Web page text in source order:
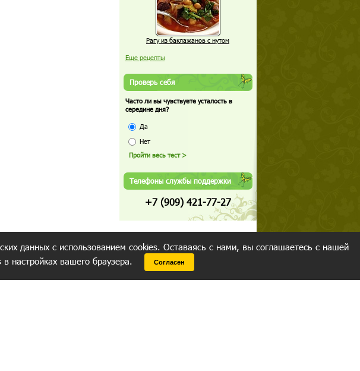
Рагу из баклажанов с нутом
Еще рецепты
Проверь себя
Часто ли вы чувствуете усталость в
середине дня?
Да
Нет
Телефоны службы поддержки
+7 (909) 421-77-27
данных с использованием cookies. Оставаясь с нами, вы соглашаетесь с нашей
настройках вашего браузера. Согласен